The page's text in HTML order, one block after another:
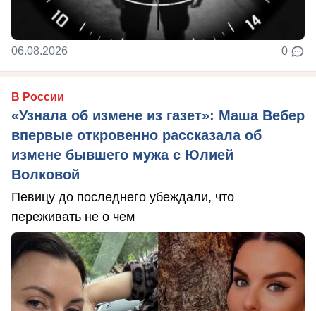
06.08.2026 0
В России
«Узнала об измене из газет»: Маша Вебер
впервые откровенно рассказала об
измене бывшего мужа с Юлией
Волковой
Певицу до последнего убеждали, что
переживать не о чем